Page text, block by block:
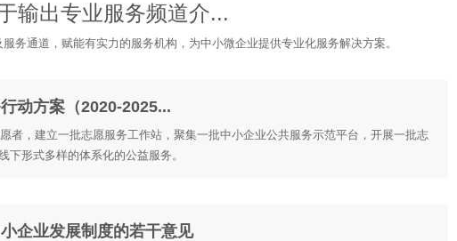
输出专业服务频道介...
务通道，赋能有实力的服务机构，为中小微企业提供专业化服务解决方案。
动方案（2020-2025...
者，建立一批志愿服务工作站，聚集一批中小企业公共服务示范平台，开展一批志
下形式多样的体系化的公益服务。
企业发展制度的若干意见